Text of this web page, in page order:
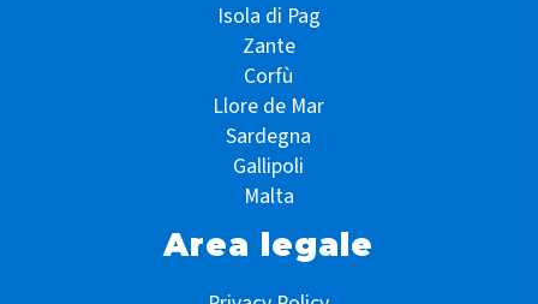
Isola di Pag
Zante
Corfù
Llore de Mar
Sardegna
Gallipoli
Malta
Area legale